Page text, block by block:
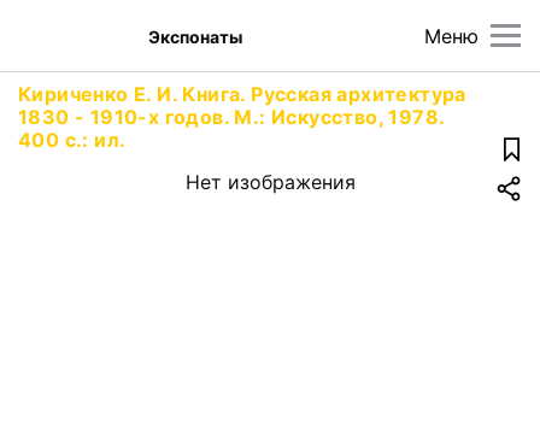
Меню
Экспонаты
Кириченко Е. И. Книга. Русская архитектура
1830 - 1910-х годов. М.: Искусство, 1978.
400 с.: ил.
Нет изображения